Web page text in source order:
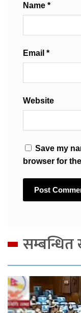
Name *
Email *
Website
Save my
browser for